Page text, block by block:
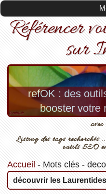
Référencer
sur
refOK : des
booster votre
Listing des tags recherchés
outils SEO
Accueil - Mots clés-
découvrir les Laurentides